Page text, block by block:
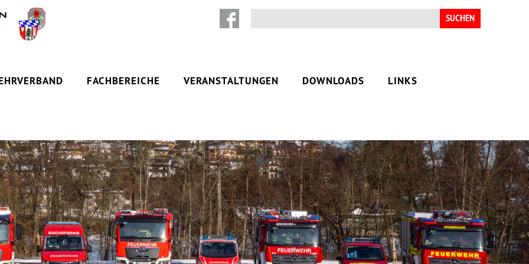
Suchen
nach:
FACHBEREICHE VERANSTALTUNGEN DOWNLOADS LINKS